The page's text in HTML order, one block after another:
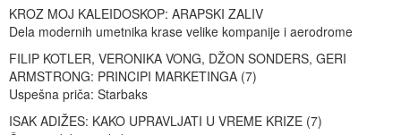
KROZ MOJ KALEIDOSKOP: ARAPSKI ZALIV
Dela modernih umetnika krase velike kompanije i aerodrome
FILIP KOTLER, VERONIKA VONG, DŽON SONDERS, GERI
ARMSTRONG: PRINCIPI MARKETINGA (7)
Uspešna priča: Starbaks
ISAK ADIŽES: KAKO UPRAVLJATI U VREME KRIZE (7)